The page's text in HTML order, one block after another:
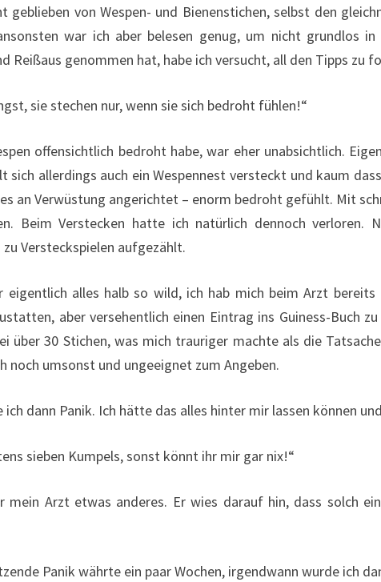
geblieben von Wespen- und Bienenstichen, selbst den
war ich aber belesen genug, um nicht grundlos
Reißaus genommen hat, habe ich versucht, all den Tipps
sie stechen nur, wenn sie sich bedroht fühlen!“
offensichtlich bedroht habe, war eher unabsichtlich.
sich allerdings auch ein Wespennest versteckt und kaum
an Verwüstung angerichtet – enorm bedroht gefühlt. Mit
Beim Verstecken hatte ich natürlich dennoch
Versteckspielen aufgezählt.
eigentlich alles halb so wild, ich hab mich beim Arzt
aber versehentlich einen Eintrag ins Guiness-Buch
über 30 Stichen, was mich trauriger machte als die
noch umsonst und ungeeignet zum Angeben.
dann Panik. Ich hätte das alles hinter mir lassen können
sieben Kumpels, sonst könnt ihr mir gar nix!“
mein Arzt etwas anderes. Er wies darauf hin, dass solch
Panik währte ein paar Wochen, irgendwann wurde ich